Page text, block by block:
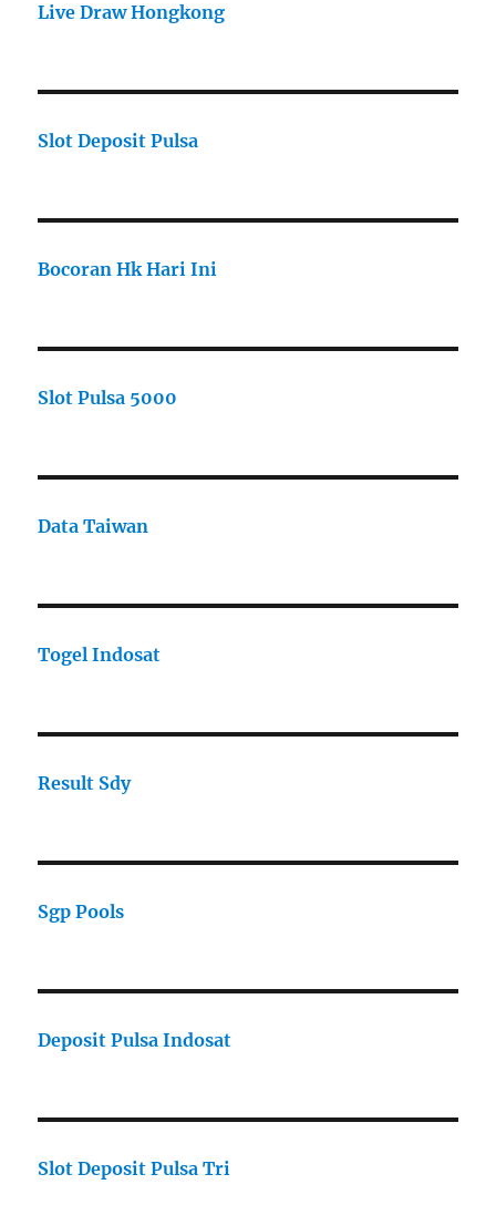
Live Draw Hongkong
Slot Deposit Pulsa
Bocoran Hk Hari Ini
Slot Pulsa 5000
Data Taiwan
Togel Indosat
Result Sdy
Sgp Pools
Deposit Pulsa Indosat
Slot Deposit Pulsa Tri